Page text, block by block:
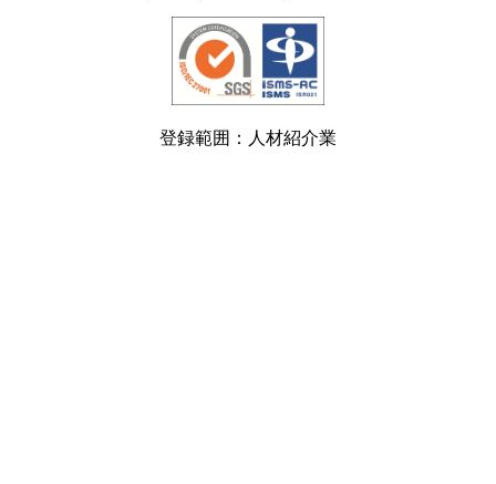
登録範囲：人材紹介業